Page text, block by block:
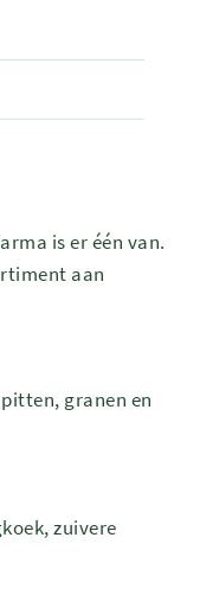
is er één van.
aan
granen en
zuivere